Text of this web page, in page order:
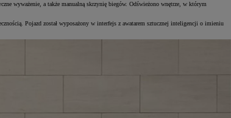
wyważenie, a także manualną skrzynię biegów. Odświeżono wnętrze, w którym
Pojazd został wyposażony w interfejs z awatarem sztucznej inteligencji o imieniu